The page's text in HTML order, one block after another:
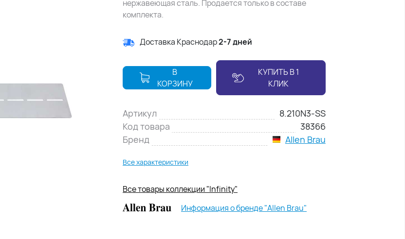
нержавеющая сталь. Продается только в составе
комплекта.
Доставка Краснодар2-7 дней
В
КОРЗИНУ
КУПИТЬ В 1
КЛИК
Артикул
8.210N3-SS
Код товара
38366
Бренд
Allen Brau
Все характеристики
Все товары коллекции "Infinity"
Информация о бренде "Allen Brau"